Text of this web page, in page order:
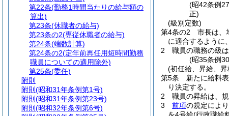
(昭42条例
正)
(級別定数)
第4条の2
市長は、
に適合するように
2
職員の職務の級は
(昭35条例
(初任給、昇給、
第5条
新たに給料
り決定する。
2
職員の昇給は、
3
前項の規定によ
第22条(勤務1時間当たりの給与額の
算出)
第23条(休職者の給与)
第23条の2(専従休職者の給与)
第24条(端数計算)
第24条の2(定年前再任用短時間勤務
職員についての適用除外)
第25条(委任)
附則
附則 (昭和31年条例第1号)
附則 (昭和31年条例第23号)
附則 (昭和32年条例第6号)